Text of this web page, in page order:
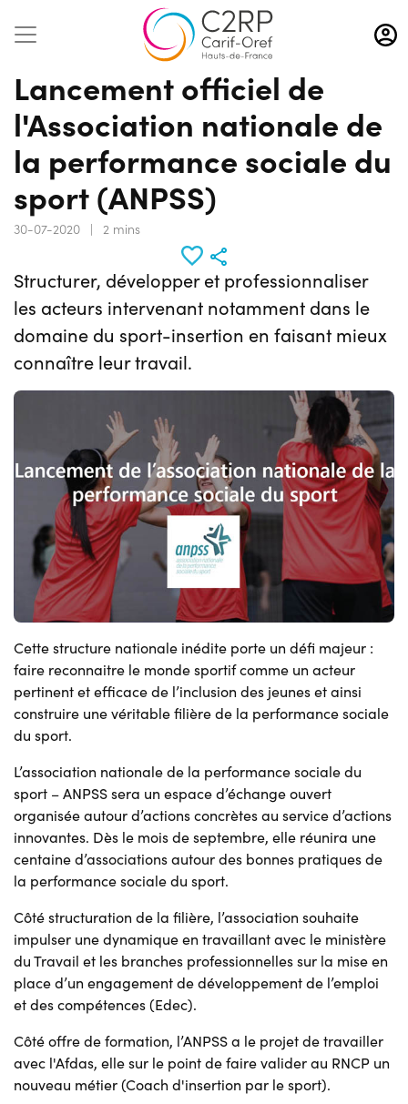
Aller
au
contenu
principal
Lancement officiel de
l'Association nationale de
la performance sociale du
sport (ANPSS)
30-07-2020 | 2 mins
Structurer, développer et professionnaliser
les acteurs intervenant notamment dans le
domaine du sport-insertion en faisant mieux
connaître leur travail.
Cette structure nationale inédite porte un défi majeur :
faire reconnaitre le monde sportif comme un acteur
pertinent et efficace de l’inclusion des jeunes et ainsi
construire une véritable filière de la performance sociale
du sport.
L’association nationale de la performance sociale du
sport – ANPSS sera un espace d’échange ouvert
organisée autour d’actions concrètes au service d’actions
innovantes. Dès le mois de septembre, elle réunira une
centaine d’associations autour des bonnes pratiques de
la performance sociale du sport.
Côté structuration de la filière, l’association souhaite
impulser une dynamique en travaillant avec le ministère
du Travail et les branches professionnelles sur la mise en
place d’un engagement de développement de l’emploi
et des compétences (Edec).
Côté offre de formation, l’ANPSS a le projet de travailler
avec l'Afdas, elle sur le point de faire valider au RNCP un
nouveau métier (Coach d'insertion par le sport).